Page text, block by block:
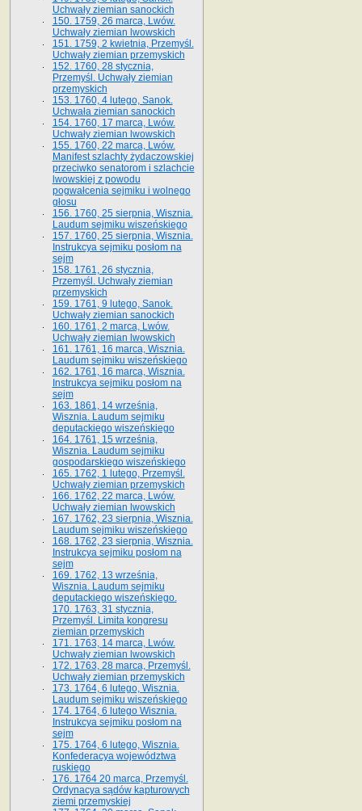
Uchwały ziemian sanockich
150. 1759, 26 marca, Lwów.
Uchwały ziemian lwowskich
151. 1759, 2 kwietnia, Przemyśl.
Uchwały ziemian przemyskich
152. 1760, 28 stycznia,
Przemyśl. Uchwały ziemian
przemyskich
153. 1760, 4 lutego, Sanok.
Uchwała ziemian sanockich
154. 1760, 17 marca, Lwów.
Uchwały ziemian lwowskich
155. 1760, 22 marca, Lwów.
Manifest szlachty żydaczowskiej
przeciwko senatorom i szlachcie
lwowskiej z po­wodu
pogwałcenia sejmiku i wolnego
głosu
156. 1760, 25 sierpnia, Wisznia.
Laudum sejmiku wiszeńskiego
157. 1760, 25 sierpnia, Wisznia.
Instrukcya sejmiku posłom na
sejm
158. 1761, 26 stycznia,
Przemyśl. Uchwały ziemian
przemyskich
159. 1761, 9 lutego, Sanok.
Uchwały ziemian sanockich
160. 1761, 2 marca, Lwów.
Uchwały ziemian lwowskich
161. 1761, 16 marca, Wisznia.
Laudum sejmiku wiszeńskiego
162. 1761, 16 marca, Wisznia.
Instrukcya sejmiku posłom na
sejm
163. 1861, 14 września,
Wisznia. Laudum sejmiku
deputackiego wiszeńskiego
164. 1761, 15 września,
Wisznia. Laudum sejmiku
gospodarskiego wiszeńskiego
165. 1762, 1 lutego, Przemyśl.
Uchwały ziemian przemyskich
166. 1762, 22 marca, Lwów.
Uchwały ziemian lwowskich
167. 1762, 23 sierpnia, Wisznia.
Laudum sejmiku wiszeńskiego
168. 1762, 23 sierpnia, Wisznia.
Instrukcya sejmiku posłom na
sejm
169. 1762, 13 września,
Wisznia. Laudum sejmiku
deputackiego wiszeńskiego.
170. 1763, 31 stycznia,
Przemyśl. Limita kongresu
ziemian przemyskich
171. 1763, 14 marca, Lwów.
Uchwały ziemian lwowskich
172. 1763, 28 marca, Przemyśl.
Uchwały ziemian przemyskich
173. 1764, 6 lutego, Wisznia.
Laudum sejmiku wiszeńskiego
174. 1764, 6 lutego Wisznia.
Instrukcya sejmiku posłom na
sejm
175. 1764, 6 lutego, Wisznia.
Konfederacya województwa
ruskiego
176. 1764 20 marca, Przemyśl.
Ordynacya sądów kapturowych
ziemi przemyskiej